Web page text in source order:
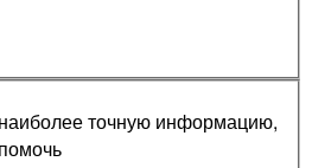
точную информацию,